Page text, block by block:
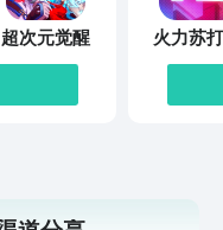
超次元觉醒
火力苏